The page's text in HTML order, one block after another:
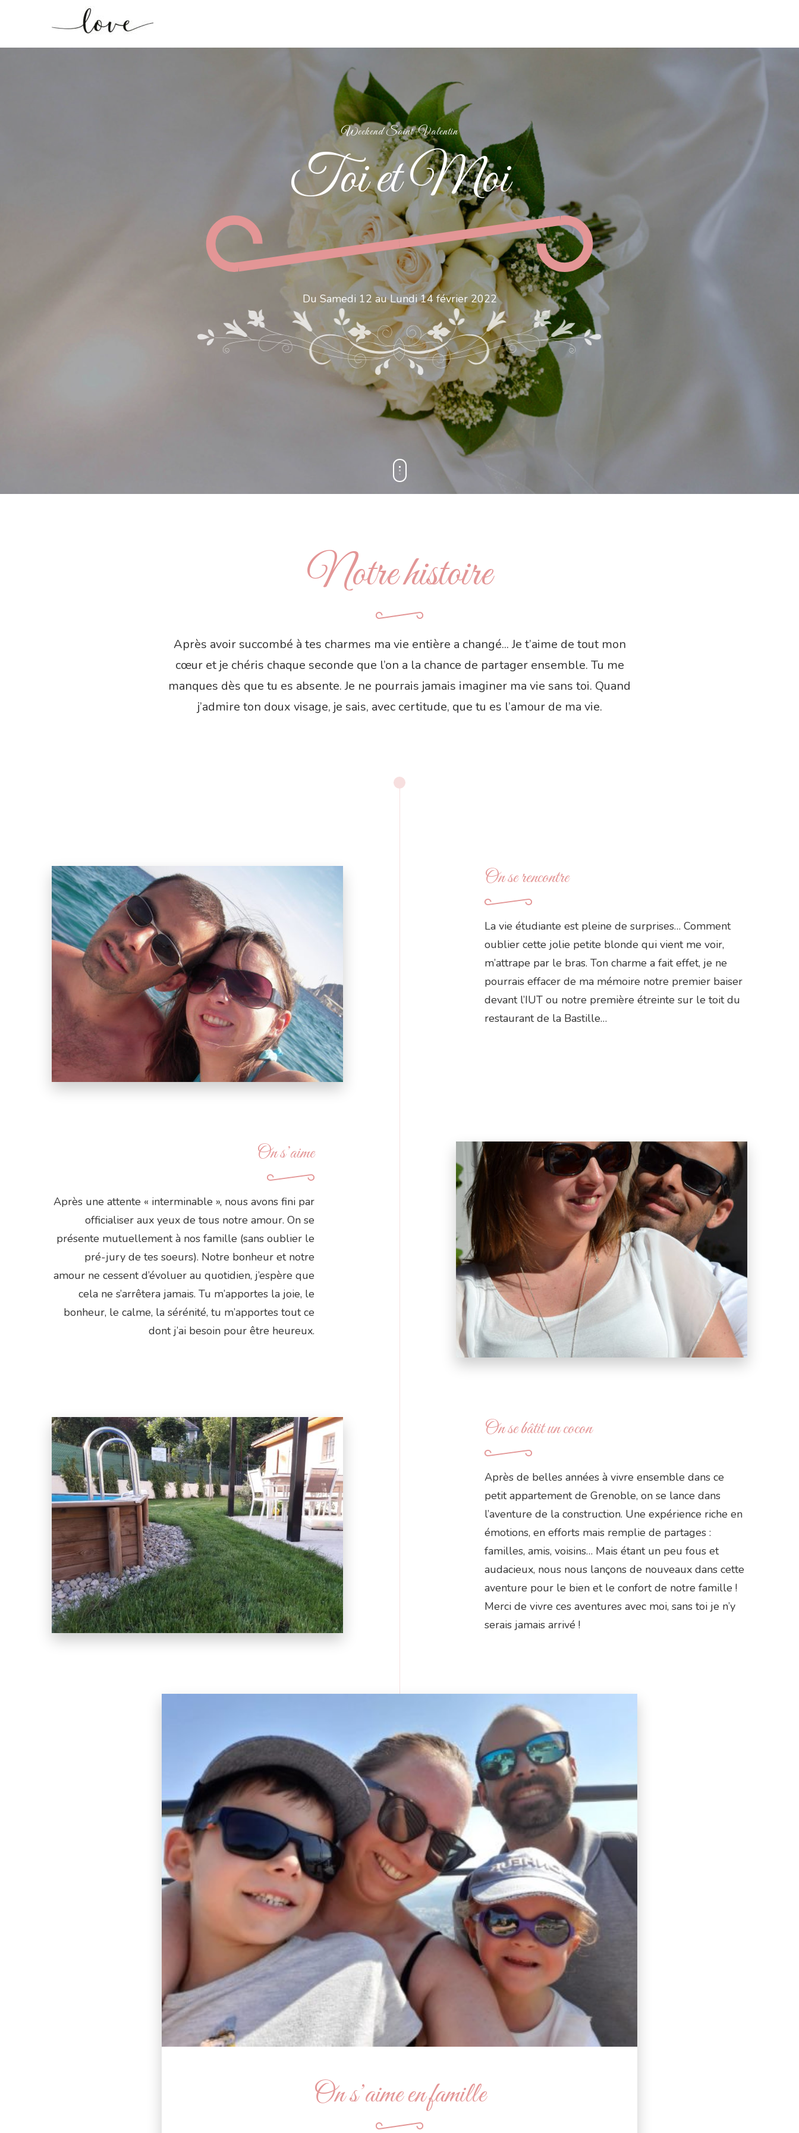
Weekend Saint-Valentin
Toi et Moi
Du Samedi 12 au Lundi 14 février 2022
Notre histoire
Après avoir succombé à tes charmes ma vie entière a changé... Je t’aime de tout mon
cœur et je chéris chaque seconde que l’on a la chance de partager ensemble. Tu me
manques dès que tu es absente. Je ne pourrais jamais imaginer ma vie sans toi. Quand
j’admire ton doux visage, je sais, avec certitude, que tu es l’amour de ma vie.
On se rencontre
La vie étudiante est pleine de surprises… Comment
oublier cette jolie petite blonde qui vient me voir,
m’attrape par le bras. Ton charme a fait effet, je ne
pourrais effacer de ma mémoire notre premier baiser
devant l’IUT ou notre première étreinte sur le toit du
restaurant de la Bastille…
On s’aime
Après une attente « interminable », nous avons fini par
officialiser aux yeux de tous notre amour. On se
présente mutuellement à nos famille (sans oublier le
pré-jury de tes soeurs). Notre bonheur et notre
amour ne cessent d’évoluer au quotidien, j’espère que
cela ne s’arrêtera jamais. Tu m’apportes la joie, le
bonheur, le calme, la sérénité, tu m’apportes tout ce
dont j’ai besoin pour être heureux.
On se bâtit un cocon
Après de belles années à vivre ensemble dans ce
petit appartement de Grenoble, on se lance dans
l’aventure de la construction. Une expérience riche en
émotions, en efforts mais remplie de partages :
familles, amis, voisins… Mais étant un peu fous et
audacieux, nous nous lançons de nouveaux dans cette
aventure pour le bien et le confort de notre famille !
Merci de vivre ces aventures avec moi, sans toi je n’y
serais jamais arrivé !
On s’aime en famille